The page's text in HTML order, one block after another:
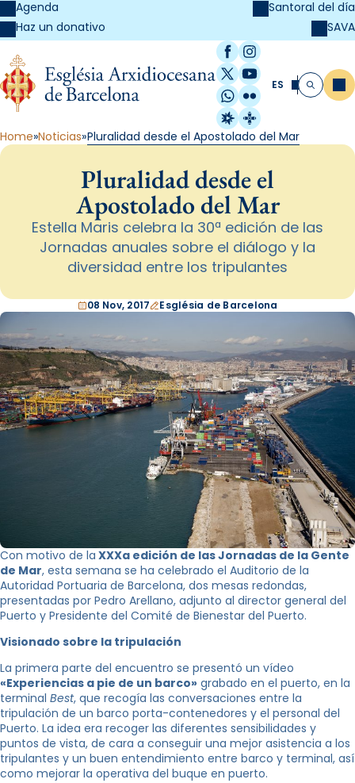
Agenda
Haz un donativo
Santoral del día
SAVA
Facebook
Instagram
X / Twitter
YouTube
WhatsApp
Flickr
Radio Estel
Catalunya
ES Buscar
Home Noticias Pluralidad desde el Apostolado del Mar
Pluralidad desde el
Apostolado del Mar
Estella Maris celebra la 30ª edición de las
Jornadas anuales sobre el diálogo y la
diversidad entre los tripulantes
08 Nov, 2017 Església de Barcelona
Con motivo de la XXXa edición de las Jornadas de la Gente
de Mar, esta semana se ha celebrado el Auditorio de la
Autoridad Portuaria de Barcelona, ​​dos mesas redondas,
presentadas por Pedro Arellano, adjunto al director general del
Puerto y Presidente del Comité de Bienestar del Puerto.
Visionado sobre la tripulación
La primera parte del encuentro se presentó un vídeo
«Experiencias a pie de un barco» grabado en el puerto, en la
terminal Best, que recogía las conversaciones entre la
tripulación de un barco porta-contenedores y el personal del
Puerto. La idea era recoger las diferentes sensibilidades y
puntos de vista, de cara a conseguir una mejor asistencia a los
tripulantes y un buen entendimiento entre barco y terminal, así
como mejorar la operativa del buque en puerto.